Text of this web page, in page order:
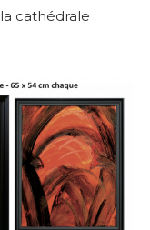
cathédrale